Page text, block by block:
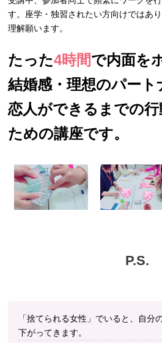
す。座学・独習されたい方向けではあ
理解願います。
たった4時間で内面を
結婚感・理想のパート
恋人ができるまでの
ための講座です。
P.S.
「捨てられる女性」でいると、自分
下がってきます。